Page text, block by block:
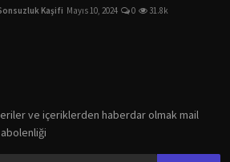
Kaşifi Mayıs 10, 2024 0 31.8k
ve içeriklerden haberdar olmak mail